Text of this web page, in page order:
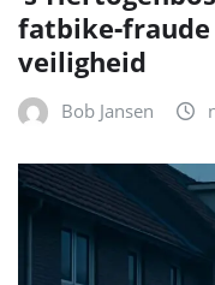
veiligheid
Bob Jansen